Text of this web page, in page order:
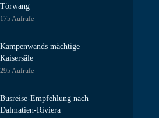
Törwang
175 Aufrufe
Kampenwands mächtige
Kaisersäle
295 Aufrufe
Busreise-Empfehlung nach
Dalmatien-Riviera